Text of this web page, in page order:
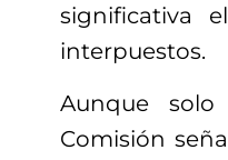
significativa
interpuestos.
Aunque
Comisión